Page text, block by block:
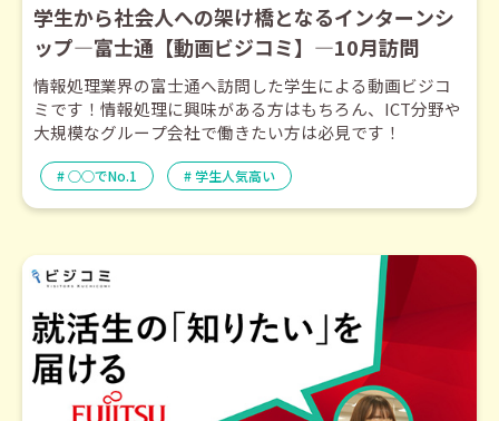
学生から社会人への架け橋となるインターンシ
ップ―富士通【動画ビジコミ】―10月訪問
情報処理業界の富士通へ訪問した学生による動画ビジコ
ミです！情報処理に興味がある方はもちろん、ICT分野や
大規模なグループ会社で働きたい方は必見です！
○○でNo.1 学生人気高い